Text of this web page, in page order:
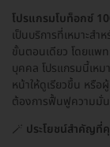
โปรแกรมโบท็อกซ์
เป็นบริการที่เหมาะส
ขั้นตอนเดียว โดยแพท
บุคคล โปรแกรมนี้เห
หน้าให้ดูเรียวขึ้น หรื
ต้องการฟื้นฟูความมั่
🪄 ประโยชน์สำคัญที่